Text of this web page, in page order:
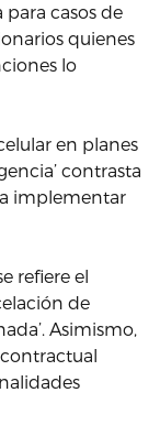
casos de
quienes
lo
en planes
contrasta
implementar
refiere el
de
Asimismo,